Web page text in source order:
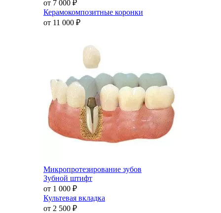
от 7 000 ₽
Керамокомпозитные коронки
от 11 000 ₽
Микропротезирование зубов
Зубной штифт
от 1 000 ₽
Культевая вкладка
от 2 500 ₽